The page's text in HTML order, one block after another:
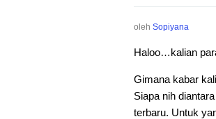
oleh Sopiyana
Haloo…kalian
Gimana kabar
Siapa nih
terbaru. Untuk